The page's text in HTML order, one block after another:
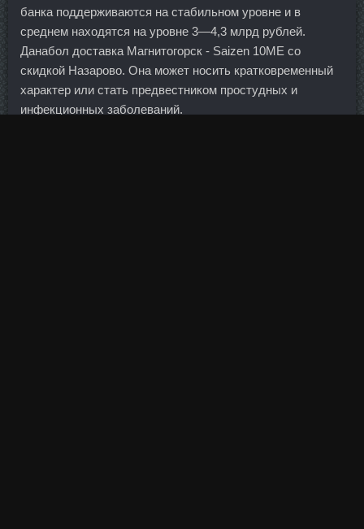
банка поддерживаются на стабильном уровне и в
среднем находятся на уровне 3—4,3 млрд рублей.
Данабол доставка Магнитогорск - Saizen 10ME со
скидкой Назарово. Она может носить кратковременный
характер или стать предвестником простудных и
инфекционных заболеваний.